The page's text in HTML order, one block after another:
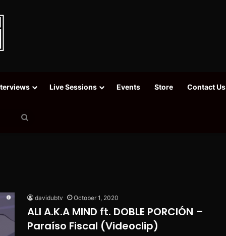
Live Sessions Events Store Contact Us
davidubtv October 1, 2020
ALI A.K.A MIND ft. DOBLE PORCIÓN –
Paraíso Fiscal (Videoclip)